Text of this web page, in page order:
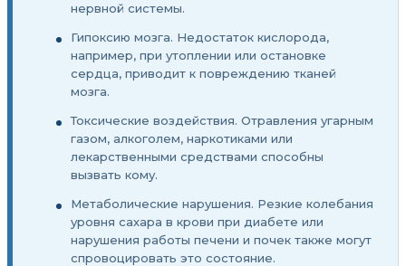
нервной системы.
Гипоксию мозга. Недостаток кислорода,
например, при утоплении или остановке
сердца, приводит к повреждению тканей
мозга.
Токсические воздействия. Отравления угарным
газом, алкоголем, наркотиками или
лекарственными средствами способны
вызвать кому.
Метаболические нарушения. Резкие колебания
уровня сахара в крови при диабете или
нарушения работы печени и почек также могут
спровоцировать это состояние.